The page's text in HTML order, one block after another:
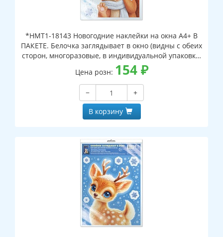
*НМТ1-18143 Новогодние наклейки на окна А4+ В
ПАКЕТЕ. Белочка заглядывает в окно (видны с обеих
сторон, многоразовые, в индивидуальной упаковке,
с европодвесом и клеевым клапаном)
Цена розн: 154₽
−
+
В корзину